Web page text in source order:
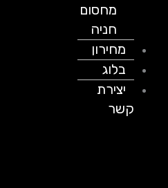
מחסום
חניה
מחירון
בלוג
יצירת
קשר